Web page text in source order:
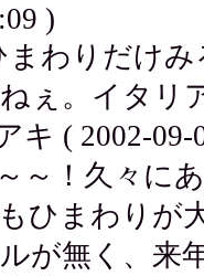
)
わりだけみ
ぇ。イタリ
( 2002-09-
～！久々に
ひまわりが
が無く、来